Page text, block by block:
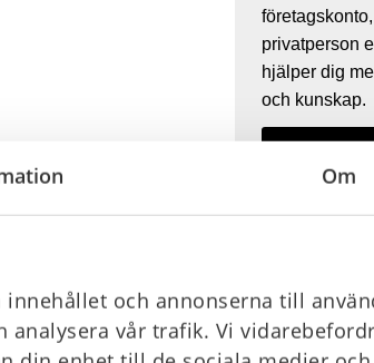
Om
och annonserna till
vår trafik. Vi
privatperson
hjälper dig
och kunskap.